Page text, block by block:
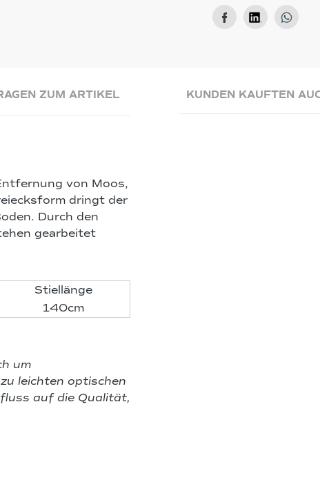
ZUM ARTIKEL
von Moos,
dringt der
Durch den
gearbeitet
Stiellänge
140cm
um
leichten optischen
auf die Qualität,
KUNDEN KAUFTEN